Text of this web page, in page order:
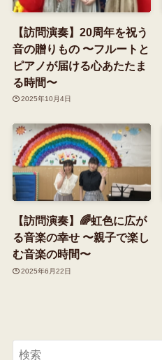
【訪問演奏】20周年を祝う
音の贈りもの 〜フルートと
ピアノが届ける心あたたま
る時間〜
2025年10月4日
【訪問演奏】🌈虹色に広が
る音楽の幸せ 〜親子で楽し
む音楽の時間〜
2025年6月22日